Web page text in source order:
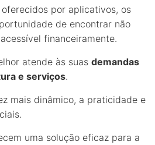
por aplicativos, os
de encontrar não
financeiramente.
atende às suas demandas
e serviços.
mais dinâmico, a praticidade e
uma solução eficaz para a